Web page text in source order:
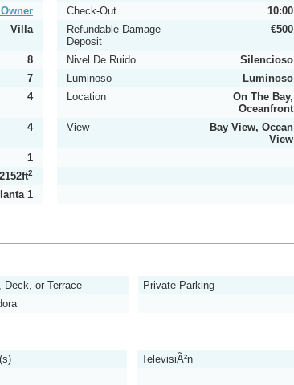
Check-Out
10:00
Villa
Refundable Damage
Deposit
€500
8 Nivel De Ruido
Silencioso
7 Luminoso
Luminoso
4 Location
On The Bay,
Oceanfront
4 View
Bay View, Ocean
View
1
2
1
Deck, or Terrace
Private Parking
TelevisiÃ²n